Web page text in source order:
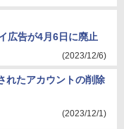
広告が4月6日に廃止
(2023/12/6)
れたアカウントの削除
(2023/12/1)